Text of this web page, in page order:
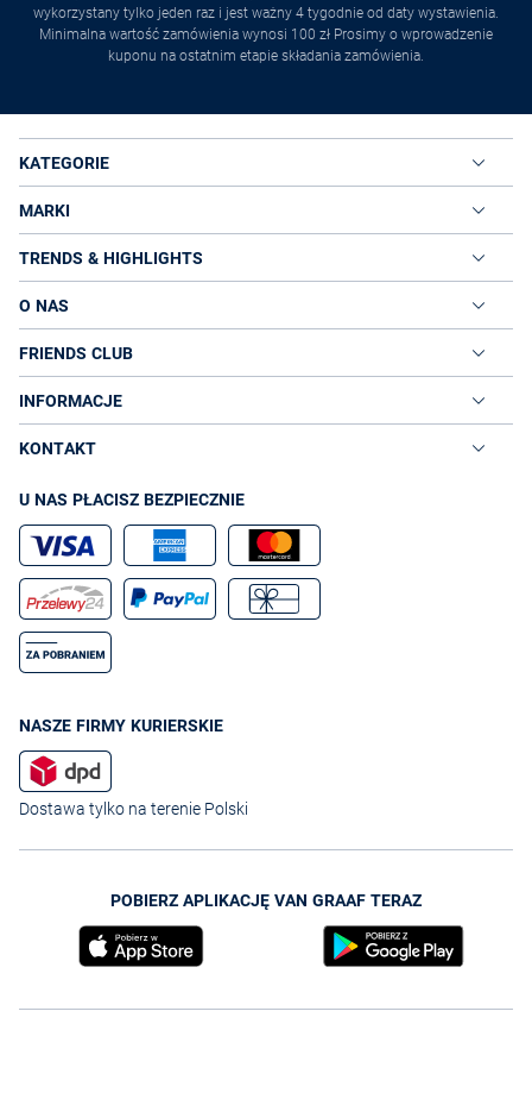
wykorzystany tylko jeden raz i jest ważny 4 tygodnie od daty wystawienia.
Minimalna wartość zamówienia wynosi 100 zł Prosimy o wprowadzenie
kuponu na ostatnim etapie składania zamówienia.
KATEGORIE
MARKI
TRENDS & HIGHLIGHTS
O NAS
FRIENDS CLUB
INFORMACJE
KONTAKT
U NAS PŁACISZ BEZPIECZNIE
NASZE FIRMY KURIERSKIE
Dostawa tylko na terenie Polski
POBIERZ APLIKACJĘ VAN GRAAF TERAZ